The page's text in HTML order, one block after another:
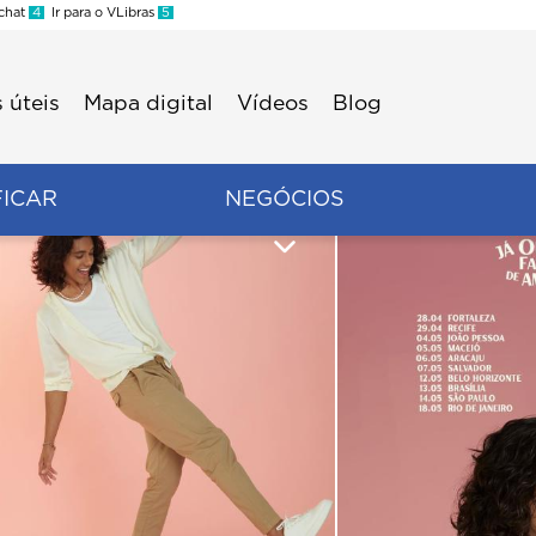
4 Ir para o VLibras 5
úteis Mapa digital Vídeos Blog
NEGÓCIOS